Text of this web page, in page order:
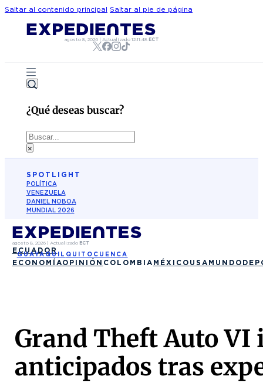
Saltar al contenido principal Saltar al pie de página
agosto 8, 2026| Actualizado 12:11:48 ECT
¿Qué deseas buscar?
Buscar
×
SPOTLIGHT
POLÍTICA
VENEZUELA
DANIEL NOBOA
MUNDIAL 2026
agosto 8, 2026| Actualizado ECT
ECUADOR
GUAYAQUIL QUITO CUENCA
ECONOMÍAOPINIÓN COLOMBIA MÉXICO USA MUNDO
Grand Theft Auto VI
anticipados tras